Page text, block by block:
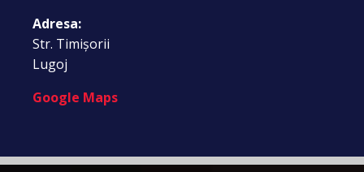
Adresa:
Str. Timișorii
Lugoj
Google Maps